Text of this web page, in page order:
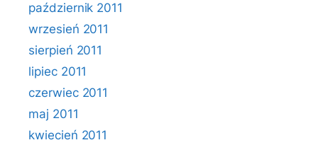
październik 2011
wrzesień 2011
sierpień 2011
lipiec 2011
czerwiec 2011
maj 2011
kwiecień 2011